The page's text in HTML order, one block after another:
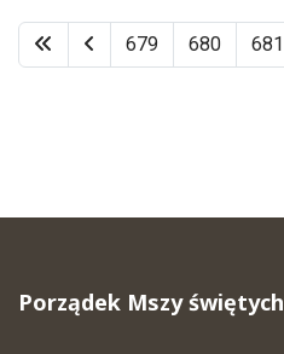
679 680 681
Porządek Mszy świętych